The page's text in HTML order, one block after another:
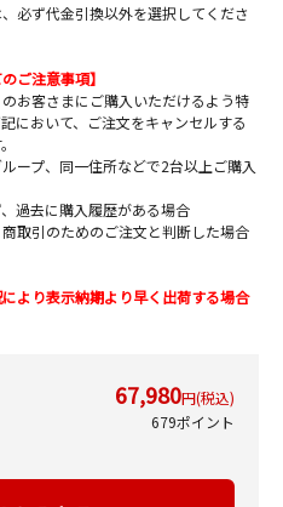
必ず代金引換以外を選択してくださ
ご注意事項】
お客さまにご購入いただけるよう特
において、ご注文をキャンセルする
ープ、同一住所などで2台以上ご購入
過去に購入履歴がある場合
商取引のためのご注文と判断した場合
より表示納期より早く出荷する場合
67,980円(税込)
679ポイント